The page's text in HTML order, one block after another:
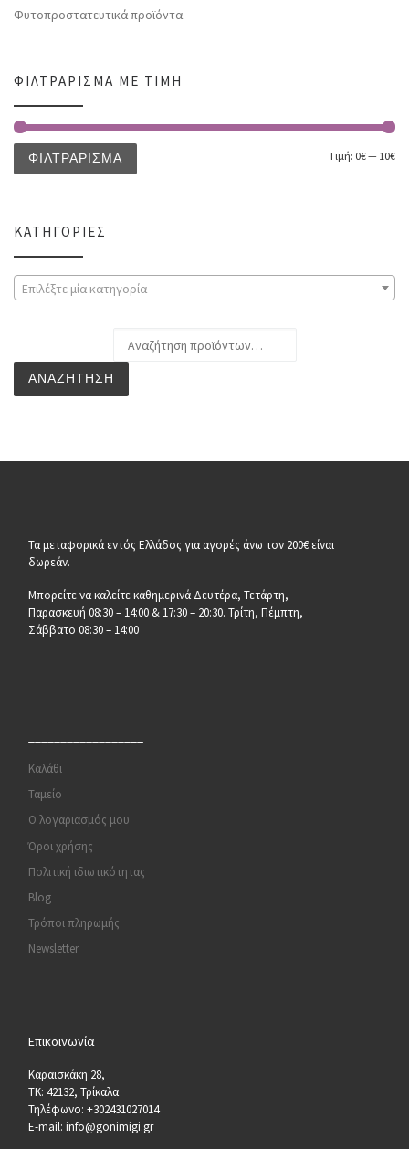
Φυτοπροστατευτικά προϊόντα
ΦΙΛΤΡΆΡΙΣΜΑ ΜΕ ΤΙΜΉ
ΦΙΛΤΡΆΡΙΣΜΑ Τιμή: 0€— 10€
ΚΑΤΗΓΟΡΊΕΣ
Επιλέξτε μία κατηγορία
ΑΝΑΖΉΤΗΣΗ
Τα μεταφορικά εντός Ελλάδος για αγορές άνω τον 200€ είναι
δωρεάν.
Μπορείτε να καλείτε καθημερινά Δευτέρα, Τετάρτη,
Παρασκευή 08:30 – 14:00 & 17:30 – 20:30. Τρίτη, Πέμπτη,
Σάββατο 08:30 – 14:00
Καλάθι
Ταμείο
Ο λογαριασμός μου
Όροι χρήσης
Πολιτική ιδιωτικότητας
Blog
Τρόποι πληρωμής
Newsletter
Επικοινωνία
Καραισκάκη 28,
ΤΚ: 42132, Τρίκαλα
Τηλέφωνο: +302431027014
E-mail: info@gonimigi.gr